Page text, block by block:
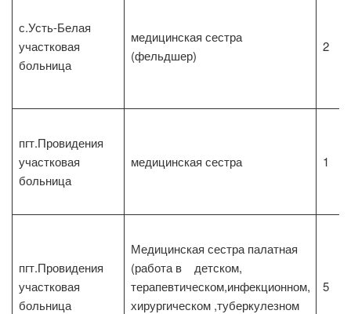
с.Усть-Белая
участковая
больница
медицинская сестра
(фельдшер)
2
пгт.Провидения
участковая
больница
медицинская сестра 1
пгт.Провидения
участковая
больница
Медицинская сестра палатная
(работа в детском,
терапевтическом,инфекционном,
хирургическом ,туберкулезном
5